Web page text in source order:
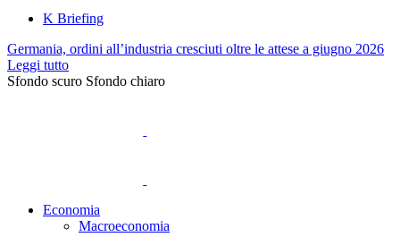
K Briefing
Germania, ordini all’industria cresciuti oltre le attese a giugno 2026
Leggi tutto
Sfondo scuro Sfondo chiaro
Economia
Macroeconomia